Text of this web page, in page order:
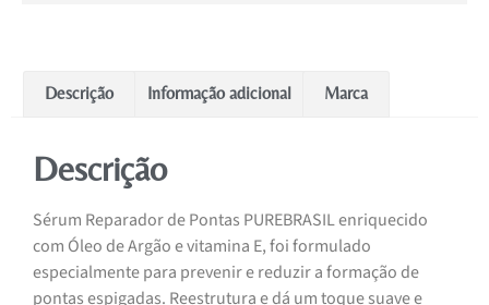
Descrição Informação adicional Marca
Descrição
Sérum Reparador de Pontas PUREBRASIL enriquecido
com Óleo de Argão e vitamina E, foi formulado
especialmente para prevenir e reduzir a formação de
pontas espigadas. Reestrutura e dá um toque suave e